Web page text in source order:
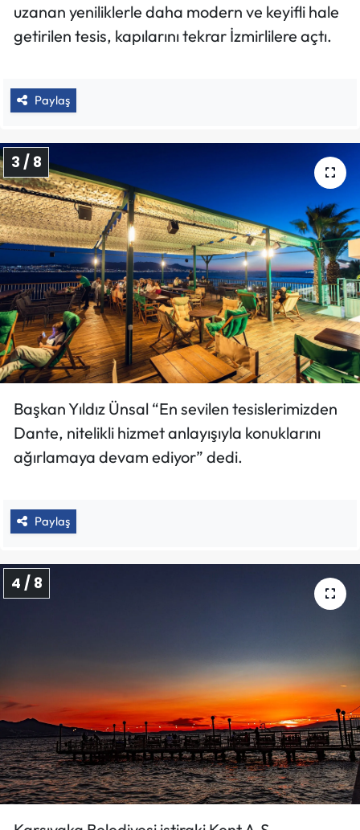
uzanan yeniliklerle daha modern ve keyifli hale
getirilen tesis, kapılarını tekrar İzmirlilere açtı.
Paylaş
3 / 8
Başkan Yıldız Ünsal “En sevilen tesislerimizden
Dante, nitelikli hizmet anlayışıyla konuklarını
ağırlamaya devam ediyor” dedi.
Paylaş
4 / 8